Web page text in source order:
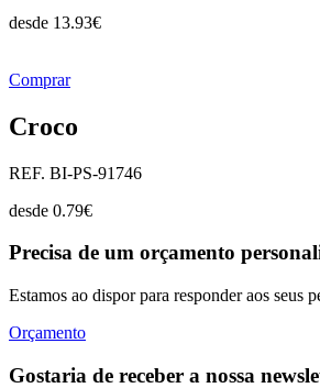
desde 13.93€
Comprar
Croco
REF. BI-PS-91746
desde 0.79€
Precisa de um orçamento
Estamos ao dispor para responder aos seus
Orçamento
Gostaria de receber a nossa